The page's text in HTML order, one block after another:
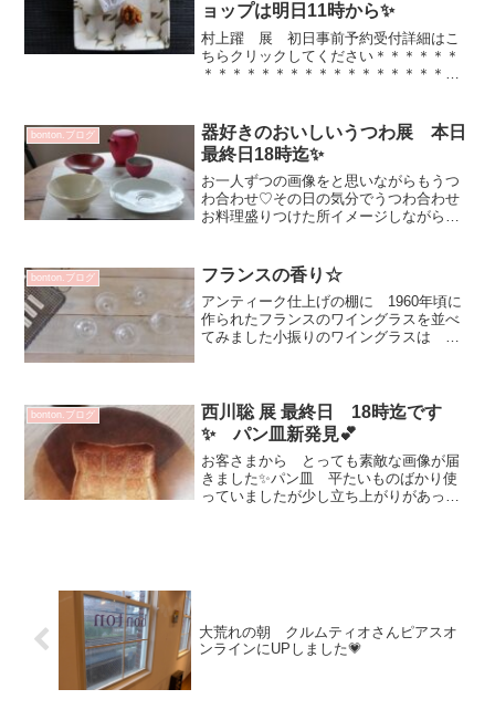
ョップは明日11時から✨
村上躍 展 初日事前予約受付詳細はこ
ちらクリックしてください＊＊＊＊＊＊
＊＊＊＊＊＊＊＊＊＊＊＊＊＊＊＊＊＊
マホさんファンの皆さまに とっても楽
しみ喜んでいただいてい...
bonton.ブログ
器好きのおいしいうつわ展 本日
最終日18時迄✨
お一人ずつの画像をと思いながらもうつ
わ合わせ♡その日の気分でうつわ合わせ
お料理盛りつけた所イメージしながらう
ないので 私が^^食材選び・メニュー考
える時に うつわイメー...
bonton.ブログ フランスの香り☆
アンティーク仕上げの棚に 1960年頃に
作られたフランスのワイングラスを並べ
てみました小振りのワイングラスは お
が今日のブログのモデ...
bonton.ブログ
西川聡 展 最終日 18時迄です
✨ パン皿新発見💕
お客さまから とっても素敵な画像が届
きました✨パン皿 平たいものばかり使
っていましたが少し立ち上がりがあって
大荒れの朝 クルムティオさんピアスオ
ンラインにUPしました💗